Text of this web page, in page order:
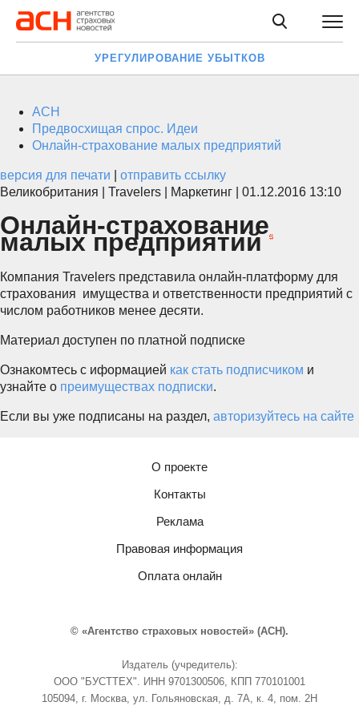
УРЕГУЛИРОВАНИЕ УБЫТКОВ
АСН
Предвосхищая спрос. Идеи
Онлайн-страхование малых предприятий
версия для печати
отправить ссылку
Великобритания |
Travelers | Маркетинг | 01.12.2016 13:10
Онлайн-страхование
малых предприятий
Компания Travelers представила онлайн-платформу для
страхования имущества и ответственности предприятий с
числом работников менее десяти.
Материал доступен по платной подписке
Ознакомтесь с иформацией как стать подписчиком и
узнайте о преимуществах подписки.
Если вы уже подписаны на раздел, авторизуйтесь на сайте
О проекте
Контакты
Реклама
Правовая информация
Оплата онлайн
© «Агентство страховых новостей» (АСН).
Издатель (учредитель):
ООО "БУСТТЕХ". ИНН 9701300506, КПП 770101001
105094, г. Москва, ул. Гольяновская, д. 7А, к. 4, пом. 2Н